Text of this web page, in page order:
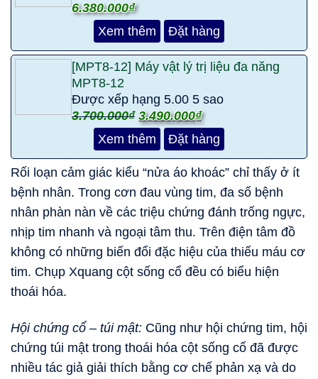
6.380.000₫
Xem thêm
Đặt hàng
[MPT8-12] Máy vật lý trị liệu đa năng
MPT8-12
Được xếp hạng 5.00 5 sao
3.700.000₫ 3.490.000₫
Xem thêm
Đặt hàng
Rối loạn cảm giác kiểu “nửa áo khoác” chỉ thấy ở ít
bệnh nhân. Trong cơn đau vùng tim, đa số bệnh
nhân phàn nàn về các triệu chứng đánh trống ngực,
nhịp tim nhanh và ngoại tâm thu. Trên điện tâm đồ
không có những biến đổi đặc hiệu của thiếu máu cơ
tim. Chụp Xquang cột sống cổ đều có biểu hiện
thoái hóa.
Hội chứng cổ – túi mật: Cũng như hội chứng tim, hội
chứng túi mật trong thoái hóa cột sống cổ đã được
nhiều tác giả giải thích bằng cơ chế phản xạ và do